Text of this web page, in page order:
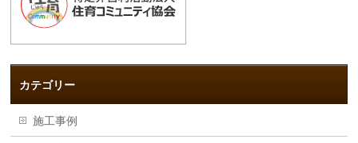
カテゴリー
施工事例